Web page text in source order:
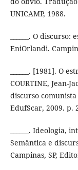
UNICAMP, 1988.
______. O
EniOrlandi.
______. [1981]. O
COURTINE, Jean-
discurso
EdufScar, 2009. p.
______.
Semântica e
Campinas, SP,